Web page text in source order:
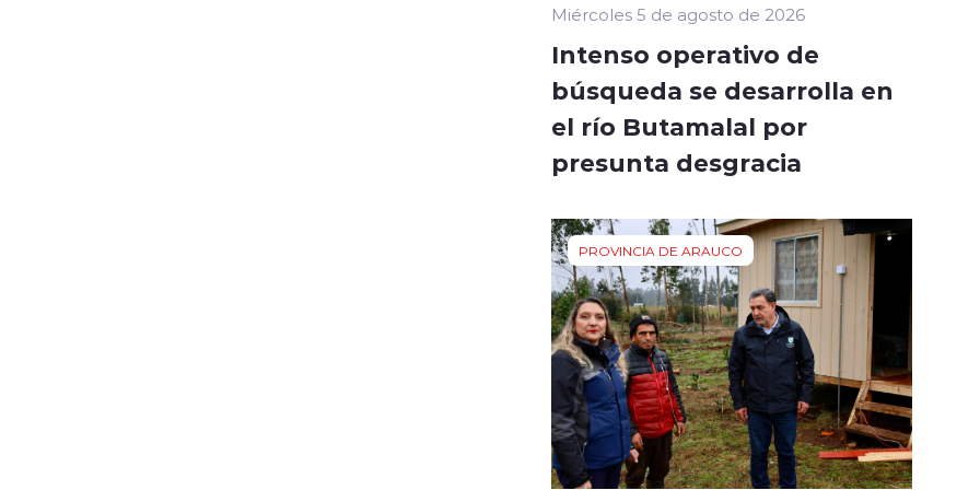
Miércoles 5 de agosto de 2026
Intenso operativo de
búsqueda se desarrolla en
el río Butamalal por
presunta desgracia
PROVINCIA DE ARAUCO